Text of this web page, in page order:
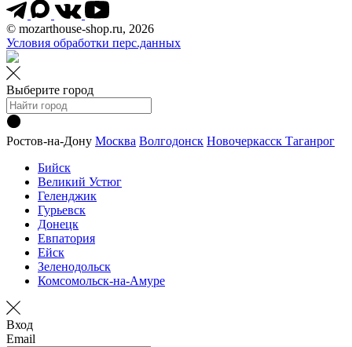
© mozarthouse-shop.ru, 2026
Условия обработки перс.данных
Выберите город
Ростов-на-Дону Москва Волгодонск Новочеркасск Таганрог
Бийск
Великий Устюг
Геленджик
Гурьевск
Донецк
Евпатория
Ейск
Зеленодольск
Комсомольск-на-Амуре
Вход
Email